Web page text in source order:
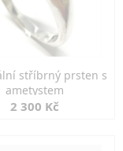
stříbrný prsten s
ametystem
2 300 Kč